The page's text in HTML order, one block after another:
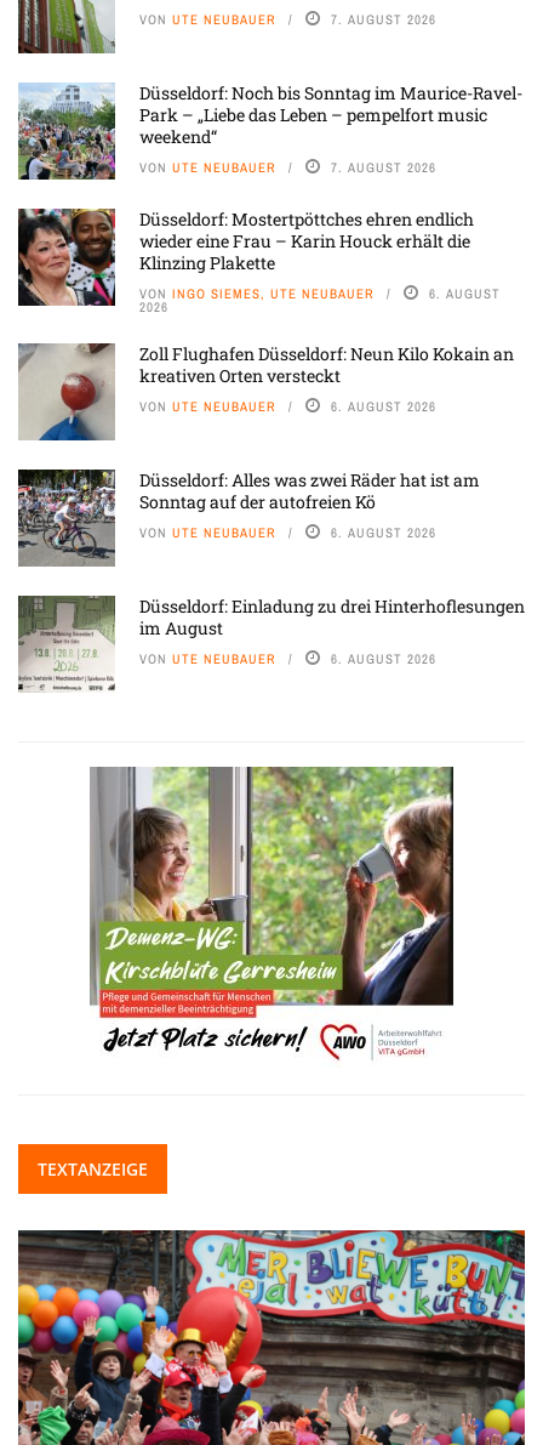
VON UTE NEUBAUER 7. AUGUST 2026
Düsseldorf: Noch bis Sonntag im Maurice-Ravel-
Park – „Liebe das Leben – pempelfort music
weekend“
VON UTE NEUBAUER 7. AUGUST 2026
Düsseldorf: Mostertpöttches ehren endlich
wieder eine Frau – Karin Houck erhält die
Klinzing Plakette
VON INGO SIEMES, UTE NEUBAUER 6. AUGUST
2026
Zoll Flughafen Düsseldorf: Neun Kilo Kokain an
kreativen Orten versteckt
VON UTE NEUBAUER 6. AUGUST 2026
Düsseldorf: Alles was zwei Räder hat ist am
Sonntag auf der autofreien Kö
VON UTE NEUBAUER 6. AUGUST 2026
Düsseldorf: Einladung zu drei Hinterhoflesungen
im August
VON UTE NEUBAUER 6. AUGUST 2026
TEXTANZEIGE